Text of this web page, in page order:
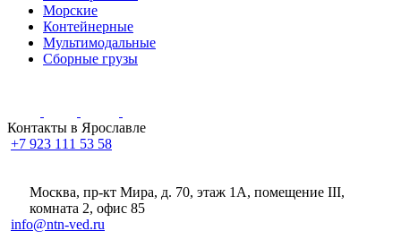
Морские
Контейнерные
Мультимодальные
Сборные грузы
Контакты в Ярославле
+7 923 111 53 58
Москва, пр-кт Мира, д. 70, этаж 1А, помещение III,
комната 2, офис 85
info@ntn-ved.ru